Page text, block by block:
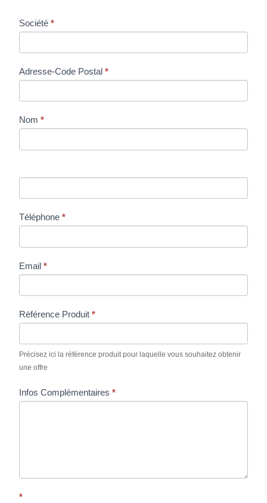
Demande
de Prix
Société *
Adresse-Code Postal *
Nom *
Téléphone *
Email *
Référence Produit *
Précisez ici la référence produit pour laquelle vous souhaitez obtenir
une offre
Infos Complémentaires *
*